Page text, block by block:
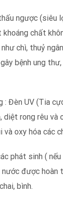
ngược (siêu
khoáng chất
chì, thuỷ
bệnh ung
: Đèn UV (Tia
diệt rong rêu và
và oxy hóa các
phát sinh (
nước được hoàn
bình.